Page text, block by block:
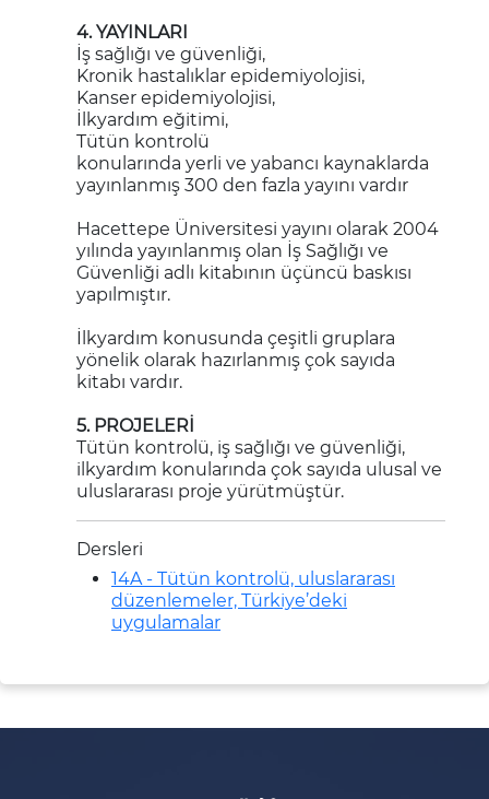
4. YAYINLARI
İş sağlığı ve güvenliği,
Kronik hastalıklar epidemiyolojisi,
Kanser epidemiyolojisi,
İlkyardım eğitimi,
Tütün kontrolü
konularında yerli ve yabancı kaynaklarda
yayınlanmış 300 den fazla yayını vardır
Hacettepe Üniversitesi yayını olarak 2004
yılında yayınlanmış olan İş Sağlığı ve
Güvenliği adlı kitabının üçüncü baskısı
yapılmıştır.
İlkyardım konusunda çeşitli gruplara
yönelik olarak hazırlanmış çok sayıda
kitabı vardır.
5. PROJELERİ
Tütün kontrolü, iş sağlığı ve güvenliği,
ilkyardım konularında çok sayıda ulusal ve
uluslararası proje yürütmüştür.
Dersleri
14A - Tütün kontrolü, uluslararası
düzenlemeler, Türkiye’deki
uygulamalar